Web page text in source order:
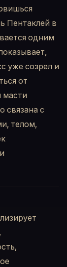
Пентаклей в
одним
уже созрел и
от
масти
связана с
телом,